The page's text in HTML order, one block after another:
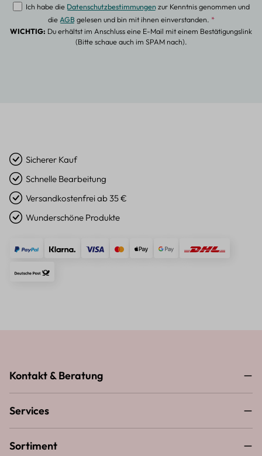
Ich habe die Datenschutzbestimmungenzur Kenntnis genommen und
dieAGBgelesen und bin mit ihnen einverstanden. *
WICHTIG: Du erhältst im Anschluss eine E-Mail mit einem Bestätigungslink
(Bitte schaue auch im SPAM nach).
Sicherer Kauf
Schnelle Bearbeitung
Versandkostenfrei ab 35 €
Wunderschöne Produkte
Kontakt & Beratung
Services
Sortiment